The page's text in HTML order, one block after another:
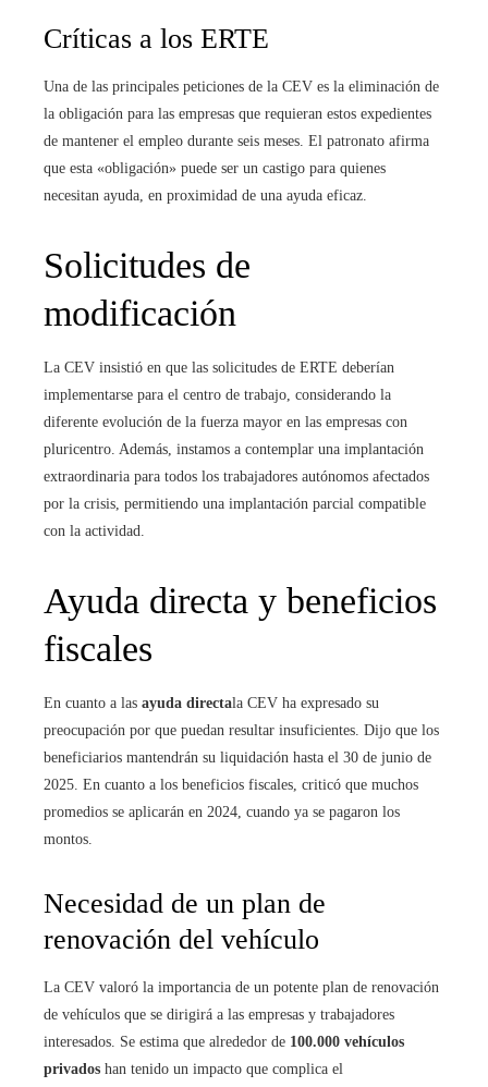
Críticas a los ERTE
Una de las principales peticiones de la CEV es la eliminación de
la obligación para las empresas que requieran estos expedientes
de mantener el empleo durante seis meses. El patronato afirma
que esta «obligación» puede ser un castigo para quienes
necesitan ayuda, en proximidad de una ayuda eficaz.
Solicitudes de
modificación
La CEV insistió en que las solicitudes de ERTE deberían
implementarse para el centro de trabajo, considerando la
diferente evolución de la fuerza mayor en las empresas con
pluricentro. Además, instamos a contemplar una implantación
extraordinaria para todos los trabajadores autónomos afectados
por la crisis, permitiendo una implantación parcial compatible
con la actividad.
Ayuda directa y beneficios
fiscales
En cuanto a las ayuda directala CEV ha expresado su
preocupación por que puedan resultar insuficientes. Dijo que los
beneficiarios mantendrán su liquidación hasta el 30 de junio de
2025. En cuanto a los beneficios fiscales, criticó que muchos
promedios se aplicarán en 2024, cuando ya se pagaron los
montos.
Necesidad de un plan de
renovación del vehículo
La CEV valoró la importancia de un potente plan de renovación
de vehículos que se dirigirá a las empresas y trabajadores
interesados. Se estima que alrededor de 100.000 vehículos
privados han tenido un impacto que complica el